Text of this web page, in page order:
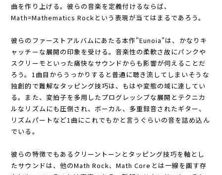
曲を作り上げる。彼らの音楽を定義付けるならば、
Math=Mathematics Rockという表現が当てはまるであろう。
彼らのファーストアルバムにあたる本作"Eunoia"は、かなりキ
ャッチーな展開の印象を受ける。音楽性の柔軟さ故にパンクや
スクリーモといった痛快なサウンドからも影響が伺えることだ
ろう。1曲目からうっかりすると普通に聴き流してしまいそうな
独創的で難解なタッピング技巧は、もはや変態の域に達してい
る。また、変拍子を多用したプログレッシブな展開とテクニカ
ルなリズムにも圧倒され、ボーカル、多重録音されたギター、
リズムパートなど1曲にこれでもかと言うぐらいの音を詰め込ん
でいる。
彼らの特徴でもあるクリーントーンとタッピング技巧を軸とし
たサウンドは、他のMath Rock、Math Coreとは一線を画す存